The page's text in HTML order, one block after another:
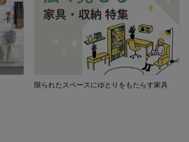
限られたスペースにゆとりをもたらす家具